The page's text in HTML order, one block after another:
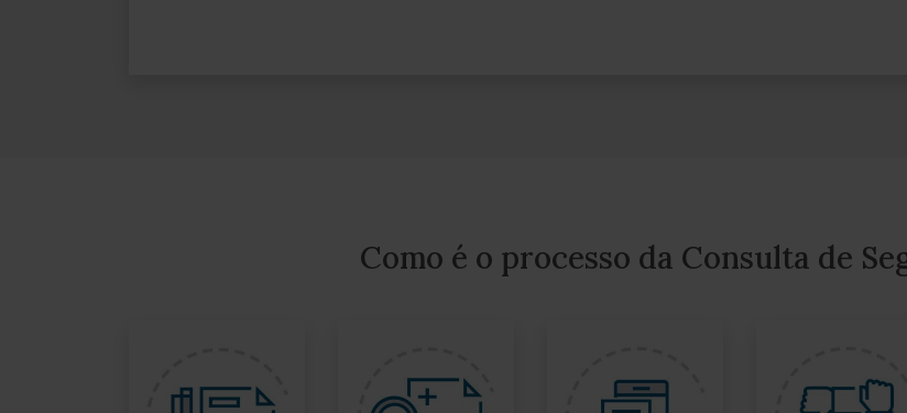
Como é o processo da Consulta de